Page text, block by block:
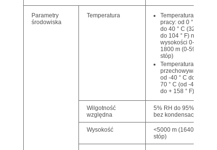
Parametry
środowiska
Temperatura
Temperatura
pracy: od 0 ° C
do 40 ° C (32 ° F
do 104 ° F) na
wysokości 0-
1800 m (0-5906
stóp)
Temperatura
przechowywania:
od -40 ° C do +
70 ° C (od -40 ° F
do + 158 ° F)
Wilgotność
względna
5% RH do 95% RH,
bez kondensacji
Wysokość
<5000 m (16404
stóp)